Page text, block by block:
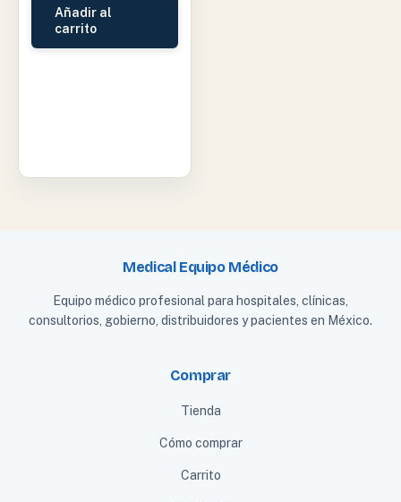
Añadir al
carrito
Medical Equipo Médico
Equipo médico profesional para hospitales, clínicas,
consultorios, gobierno, distribuidores y pacientes en México.
Comprar
Tienda
Cómo comprar
Carrito